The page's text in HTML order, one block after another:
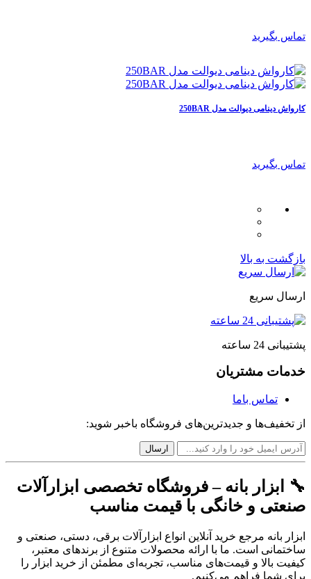
تماس بگیرید
کارواش دینامی دیوالت مدل 250BAR
تماس بگیرید
بازگشت به بالا
ارسال سریع
پشتیبانی 24 ساعته
خدمات مشتریان
تماس باما
از تخفیف‌ها و جدیدترین‌های فروشگاه باخبر شوید:
🔧 ابزار بانه – فروشگاه تخصصی ابزارآلات
صنعتی و خانگی با قیمت مناسب
ابزار بانه مرجع خرید آنلاین انواع ابزارآلات برقی، دستی، صنعتی و
ساختمانی است. ما با ارائه محصولات متنوع از برندهای معتبر،
کیفیت بالا و قیمت‌های مناسب، تجربه‌ای مطمئن از خرید ابزار را
برای شما فراهم می‌کنیم.